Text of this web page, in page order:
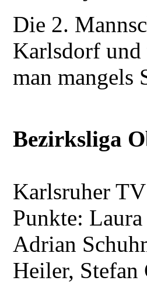
Die 2.
Karlsdorf und
man mangels
Bezirksliga
Karlsruher
Punkte:
Adrian
Heiler,